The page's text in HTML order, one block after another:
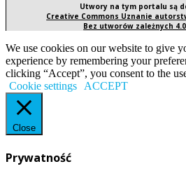
Utwory na tym portalu są
Creative Commons Uznanie
Bez utworów zależnych
We use cookies on our website to give
experience by remembering your
clicking “Accept”, you consent to the
Cookie settings
ACCEPT
Close
Prywatność